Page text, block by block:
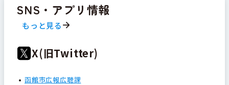
SNS・アプリ情報
もっと見る
X(旧Twitter)
函館市広報広聴課